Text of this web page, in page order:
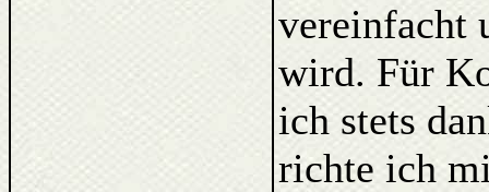
vereinfacht
wird. Für
ich stets
richte ich